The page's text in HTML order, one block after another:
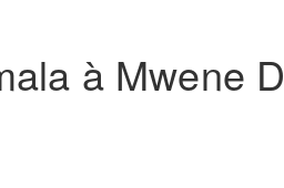
à Mwene